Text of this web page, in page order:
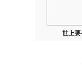
世上